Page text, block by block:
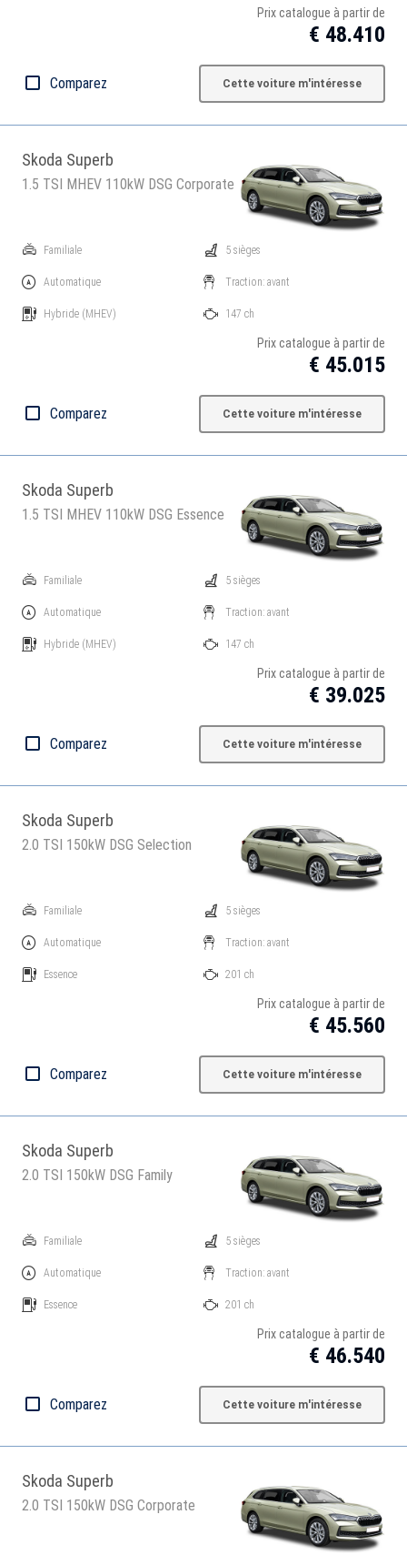
Prix catalogue à partir de
€ 48.410
Comparez Cette voiture m'intéresse
Skoda Superb
1.5 TSI MHEV 110kW DSG Corporate
Familiale
Automatique
Hybride (MHEV)
5 sièges
Traction: avant
147 ch
Prix catalogue à partir de
€ 45.015
Comparez Cette voiture m'intéresse
Skoda Superb
1.5 TSI MHEV 110kW DSG Essence
Familiale
Automatique
Hybride (MHEV)
5 sièges
Traction: avant
147 ch
Prix catalogue à partir de
€ 39.025
Comparez Cette voiture m'intéresse
Skoda Superb
2.0 TSI 150kW DSG Selection
Familiale
Automatique
Essence
5 sièges
Traction: avant
201 ch
Prix catalogue à partir de
€ 45.560
Comparez Cette voiture m'intéresse
Skoda Superb
2.0 TSI 150kW DSG Family
Familiale
Automatique
Essence
5 sièges
Traction: avant
201 ch
Prix catalogue à partir de
€ 46.540
Comparez Cette voiture m'intéresse
Skoda Superb
2.0 TSI 150kW DSG Corporate